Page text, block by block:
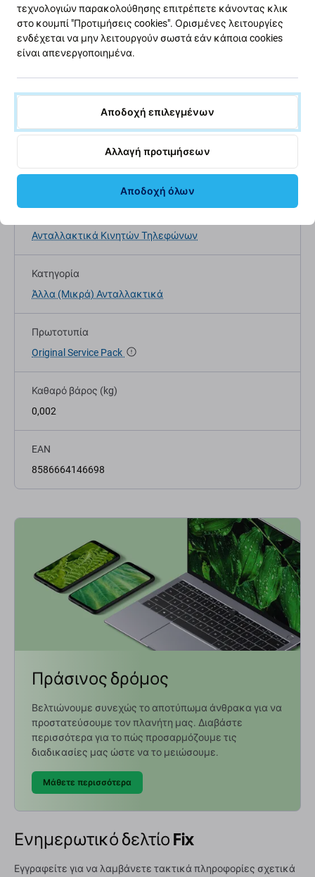
Προδιαγραφές
Ανταλλακτικά Κινητών Τηλεφώνων
Κατηγορία
Άλλα (Μικρά) Ανταλλακτικά
Πρωτοτυπία
Original Service Pack
Καθαρό βάρος (kg)
0,002
EAN
8586664146698
Πράσινος δρόμος
Βελτιώνουμε συνεχώς το αποτύπωμα άνθρακα για να
προστατεύσουμε τον πλανήτη μας. Διαβάστε
περισσότερα για το πώς προσαρμόζουμε τις
διαδικασίες μας ώστε να το μειώσουμε.
Μάθετε περισσότερα
Ενημερωτικό δελτίο Fix
Εγγραφείτε για να λαμβάνετε τακτικά πληροφορίες σχετικά
τεχνολογιών παρακολούθησης επιτρέπετε κάνοντας κλικ
στο κουμπί "Προτιμήσεις cookies". Ορισμένες λειτουργίες
ενδέχεται να μην λειτουργούν σωστά εάν κάποια cookies
είναι απενεργοποιημένα.
Αποδοχή επιλεγμένων
Αλλαγή προτιμήσεων
Αποδοχή όλων